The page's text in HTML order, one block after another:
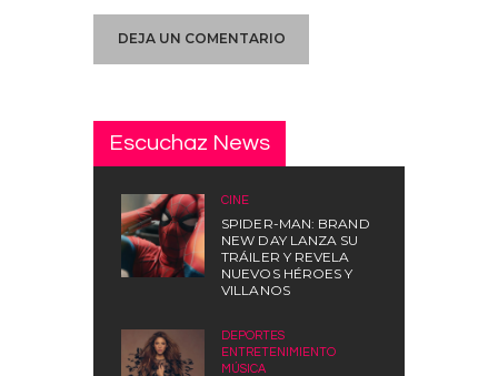
Escuchaz News
CINE
SPIDER-MAN: BRAND
NEW DAY LANZA SU
TRÁILER Y REVELA
NUEVOS HÉROES Y
VILLANOS
DEPORTES
ENTRETENIMIENTO
MÚSICA